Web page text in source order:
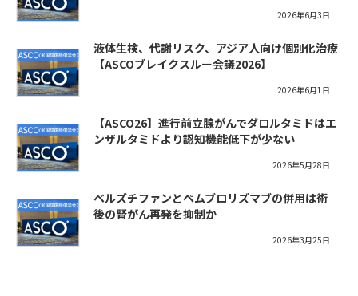
2026年6月3日
液体生検、代謝リスク、アジア人向け個別化治療
【ASCOブレイクスルー会議2026】
2026年6月1日
【ASCO26】進行前立腺がんでダロルタミドはエ
ンザルタミドより認知機能低下が少ない
2026年5月28日
ベルズチファンとペムブロリズマブの併用は術
後の腎がん再発を抑制か
2026年3月25日